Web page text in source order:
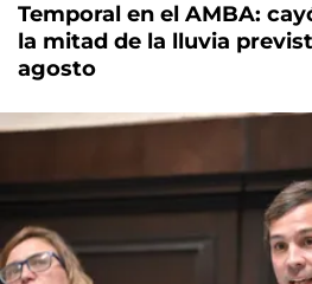
Temporal en el AMBA:
la mitad de la lluvia
agosto